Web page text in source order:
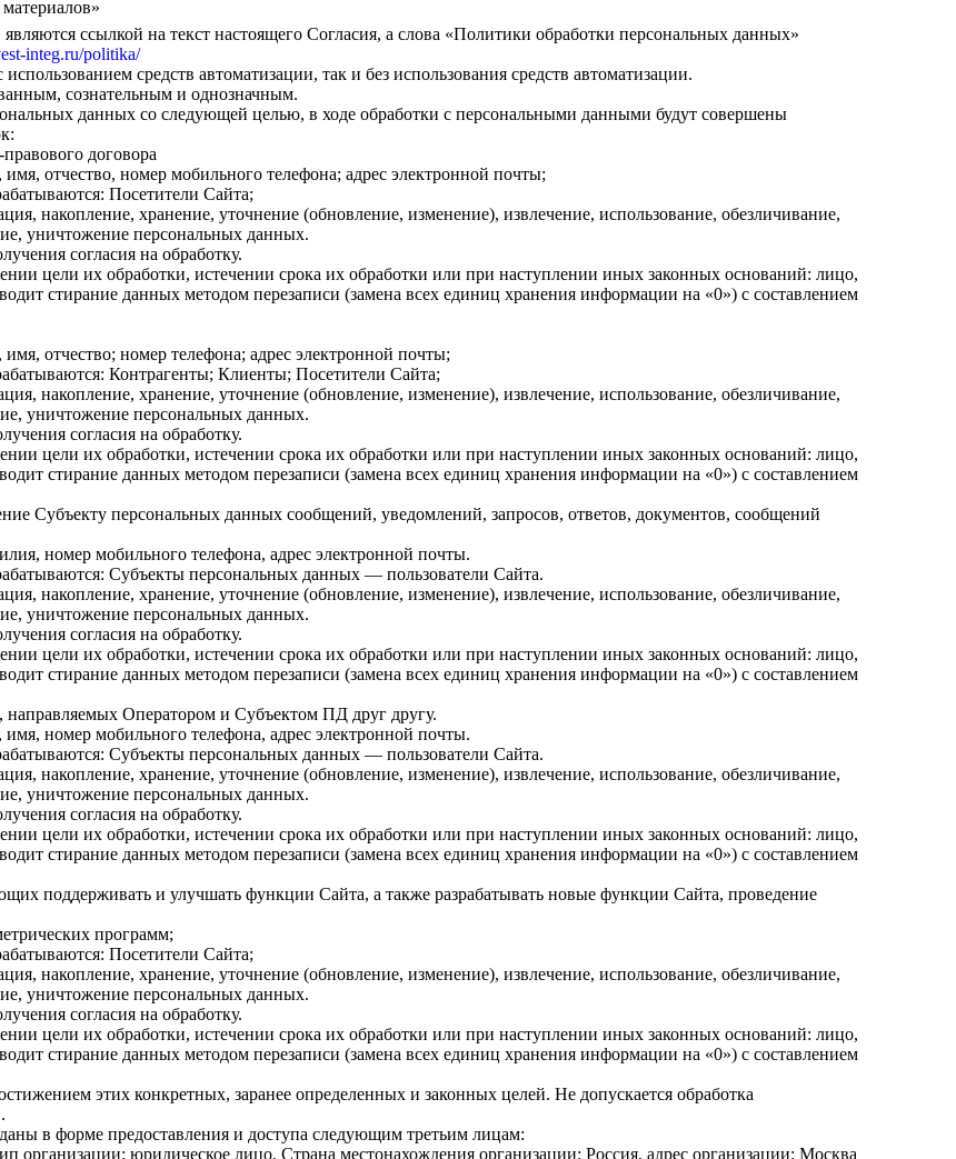
НПК Опоры освещения несиловые
прямостоечные круглоконические
НФ Трубчатая опора освещения
несиловая фланцевая
НП Опора освещения несиловая
прямостоечная трубчатая
ОККС Силовые круглые
конические опоры освещения
Уличные фонари 1 метр
Уличные фонари 4 метра
ссылкой на текст настоящего Согласия, а слова «Политики обработки персональных данных»
integ.ru/politika/
средств автоматизации, так и без использования средств автоматизации.
сознательным и однозначным.
данных со следующей целью, в ходе обработки с персональными данными будут совершены
договора
отчество, номер мобильного телефона; адрес электронной почты;
Посетители Сайта;
накопление, хранение, уточнение (обновление, изменение), извлечение, использование, обезличивание,
уничтожение персональных данных.
согласия на обработку.
цели их обработки, истечении срока их обработки или при наступлении иных законных оснований: лицо,
стирание данных методом перезаписи (замена всех единиц хранения информации на «0») с составлением
отчество; номер телефона; адрес электронной почты;
Контрагенты; Клиенты; Посетители Сайта;
накопление, хранение, уточнение (обновление, изменение), извлечение, использование, обезличивание,
уничтожение персональных данных.
согласия на обработку.
цели их обработки, истечении срока их обработки или при наступлении иных законных оснований: лицо,
стирание данных методом перезаписи (замена всех единиц хранения информации на «0») с составлением
Субъекту персональных данных сообщений, уведомлений, запросов, ответов, документов, сообщений
номер мобильного телефона, адрес электронной почты.
Субъекты персональных данных — пользователи Сайта.
накопление, хранение, уточнение (обновление, изменение), извлечение, использование, обезличивание,
уничтожение персональных данных.
согласия на обработку.
цели их обработки, истечении срока их обработки или при наступлении иных законных оснований: лицо,
стирание данных методом перезаписи (замена всех единиц хранения информации на «0») с составлением
Оператором и Субъектом ПД друг другу.
номер мобильного телефона, адрес электронной почты.
Субъекты персональных данных — пользователи Сайта.
накопление, хранение, уточнение (обновление, изменение), извлечение, использование, обезличивание,
уничтожение персональных данных.
согласия на обработку.
цели их обработки, истечении срока их обработки или при наступлении иных законных оснований: лицо,
стирание данных методом перезаписи (замена всех единиц хранения информации на «0») с составлением
поддерживать и улучшать функции Сайта, а также разрабатывать новые функции Сайта, проведение
программ;
Посетители Сайта;
накопление, хранение, уточнение (обновление, изменение), извлечение, использование, обезличивание,
уничтожение персональных данных.
согласия на обработку.
цели их обработки, истечении срока их обработки или при наступлении иных законных оснований: лицо,
стирание данных методом перезаписи (замена всех единиц хранения информации на «0») с составлением
этих конкретных, заранее определенных и законных целей. Не допускается обработка
в форме предоставления и доступа следующим третьим лицам:
организации: юридическое лицо, Страна местонахождения организации: Россия, адрес организации: Москва